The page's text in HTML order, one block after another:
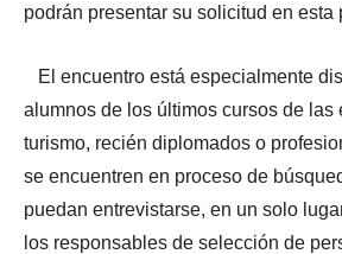
podrán presentar su solicitud en esta
El encuentro está especialmente
alumnos de los últimos cursos de las
turismo, recién diplomados o
se encuentren en proceso de
puedan entrevistarse, en un solo
los responsables de selección de